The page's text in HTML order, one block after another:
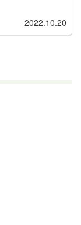
2022.10.20